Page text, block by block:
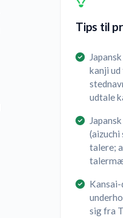
Tips til
kanji ud
udtale
(aizuchi
talere;
sig fra